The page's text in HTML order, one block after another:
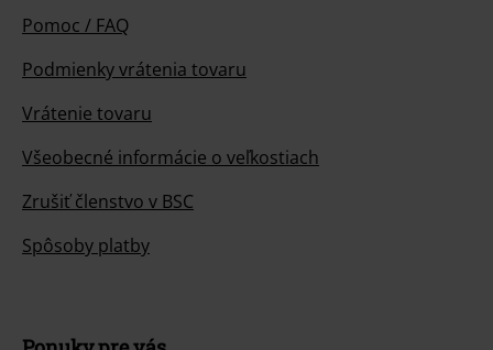
Pomoc / FAQ
Podmienky vrátenia tovaru
Vrátenie tovaru
Všeobecné informácie o veľkostiach
Zrušiť členstvo v BSC
Spôsoby platby